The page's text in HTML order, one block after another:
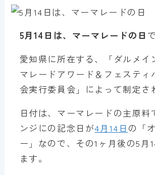
5月14日は、マーマレードの日
愛知県に所在する、「ダルメイ
マレードアワード＆フェスティ
会実行委員会」によって制定さ
日付は、マーマレードの主原料
ンジにの記念日が4月14日 の「
ー」なので、その1ヶ月後の5月
ます。